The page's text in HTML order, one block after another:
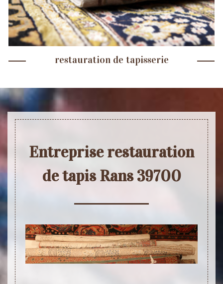
restauration de tapisserie
Entreprise restauration
de tapis Rans 39700